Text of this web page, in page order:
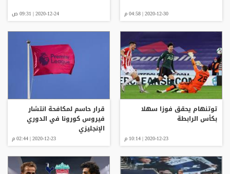
2020-12-30 | 04:58 م 2020-12-24 | 09:31 ص
توتنهام يحقق فوزا سهلا
بكأس الرابطة
2020-12-23 | 10:14 م
قرار حاسم لمكافحة انتشار
فيروس كورونا في الدوري
الإنجليزي
2020-12-23 | 02:44 م